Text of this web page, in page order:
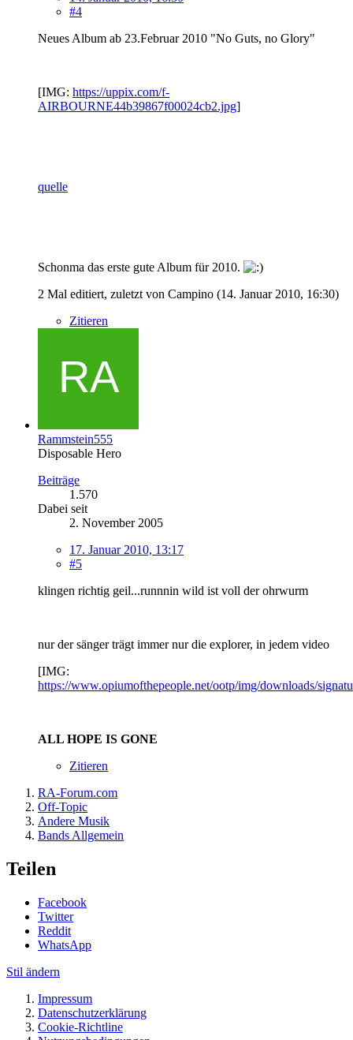
#4
Neues Album ab 23.Februar 2010 "No Guts, no Glory"
[IMG: https://uppix.com/f-
AIRBOURNE44b39867f00024cb2.jpg]
quelle
Schonma das erste gute Album für 2010.
2 Mal editiert, zuletzt von Campino (14. Januar 2010, 16:30)
Zitieren
Rammstein555
Disposable Hero
Beiträge
1.570
Dabei seit
2. November 2005
17. Januar 2010, 13:17
#5
klingen richtig geil...runnnin wild ist voll der ohrwurm
nur der sänger trägt immer nur die explorer, in jedem video
[IMG:
https://www.opiumofthepeople.net/ootp/img/downloads/
ALL HOPE IS GONE
Zitieren
RA-Forum.com
Off-Topic
Andere Musik
Bands Allgemein
Teilen
Facebook
Twitter
Reddit
WhatsApp
Stil ändern
Impressum
Datenschutzerklärung
Cookie-Richtline